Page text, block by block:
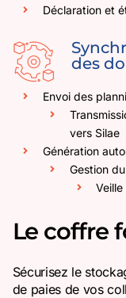
Déclaration et
des
Envoi des
vers Silae
Génération
Gestion
Le coffre
Sécurisez le
de paies de vos